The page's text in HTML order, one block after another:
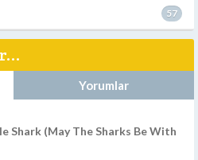
57
Yorumlar
Shark (May The Sharks Be With